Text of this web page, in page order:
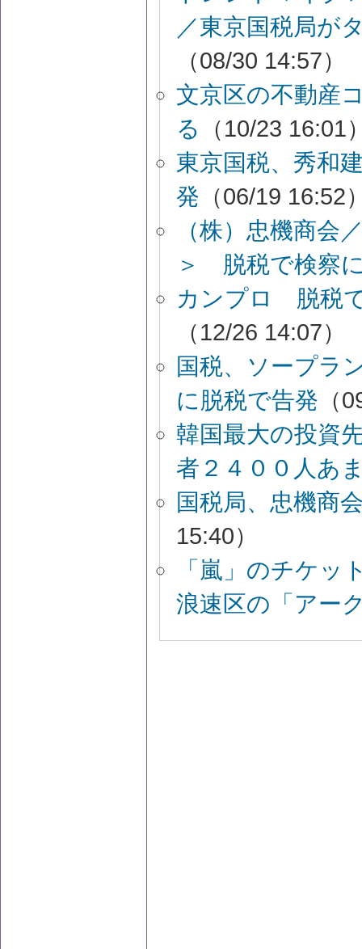
／東京国税局が
（08/30 14:57）
文京区の不動産
る
（10/23 16:01
東京国税、秀和
発 （06/19 16:52
（株）忠機商
＞ 脱税で検察
カンプロ 脱税
（12/26 14:07）
国税、ソープラ
に脱税で告発 （
韓国最大の投資
者２４００人あ
国税局、忠機商
15:40）
「嵐」のチケ
浪速区の「アー